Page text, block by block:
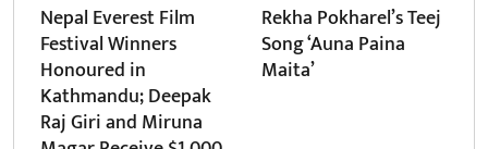
Nepal Everest Film
Festival Winners
Honoured in
Kathmandu; Deepak
Raj Giri and Miruna
Rekha Pokharel’s Teej
Song ‘Auna Paina
Maita’